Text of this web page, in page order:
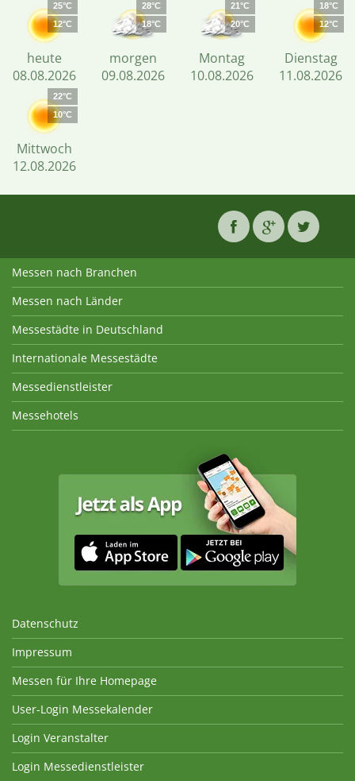
25°C
12°C
heute
08.08.2026
28°C
18°C
morgen
09.08.2026
21°C
20°C
Montag
10.08.2026
18°C
12°C
Dienstag
11.08.2026
22°C
10°C
Mittwoch
12.08.2026
Messen nach Branchen
Messen nach Länder
Messestädte in Deutschland
Internationale Messestädte
Messedienstleister
Messehotels
Datenschutz
Impressum
Messen für Ihre Homepage
User-Login Messekalender
Login Veranstalter
Login Messedienstleister